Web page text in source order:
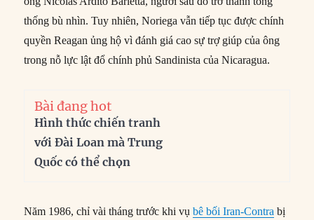
thống bù nhìn. Tuy nhiên, Noriega vẫn tiếp tục được chính
quyền Reagan ủng hộ vì đánh giá cao sự trợ giúp của ông
trong nỗ lực lật đổ chính phủ Sandinista của Nicaragua.
Bài đang hot
Hình thức chiến tranh
với Đài Loan mà Trung
Quốc có thể chọn
Năm 1986, chỉ vài tháng trước khi vụbê bối Iran-Contra bị